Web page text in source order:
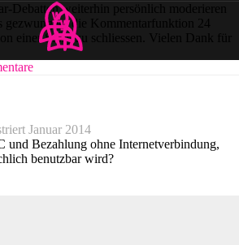
Debatten weiterhin persönlich moderieren
gezwungen, die Kommentarfunktion 24
einer Story zu schliessen. Vielen Dank für
Januar 2014
und Bezahlung ohne Internetverbindung,
benutzbar wird?